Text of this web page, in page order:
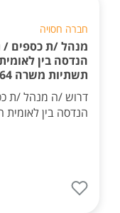
חברה חסויה
מנהל /ת כספים /
הנדסה בין
תשתיות משרה 764
דרוש /ה מנהל /ת
הנדסה בין